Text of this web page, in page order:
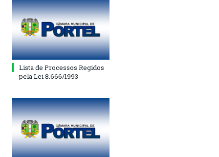
Lista de Processos Regidos
pela Lei 8.666/1993